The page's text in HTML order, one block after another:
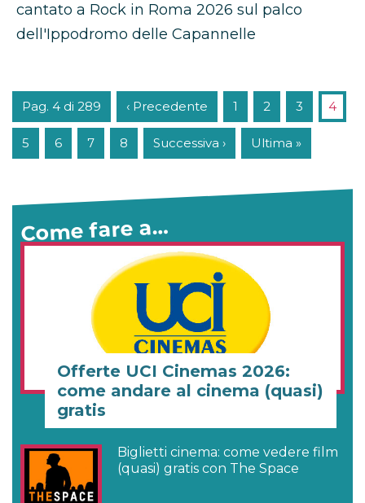
cantato a Rock in Roma 2026 sul palco
dell'Ippodromo delle Capannelle
Pag. 4 di 289 ‹ Precedente 1 2 3 4
5 6 7 8 Successiva › Ultima »
Come fare a…
Offerte UCI Cinemas 2026:
come andare al cinema (quasi)
gratis
Biglietti cinema: come vedere film
(quasi) gratis con The Space